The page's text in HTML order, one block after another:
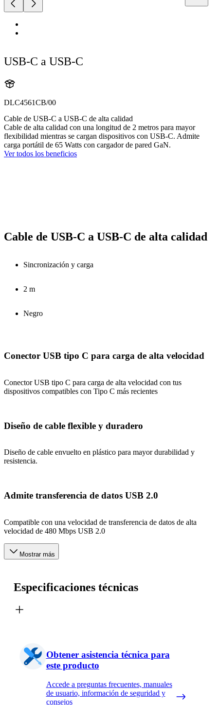
USB-C a USB-C
DLC4561CB/00
Cable de USB-C a USB-C de alta calidad
Cable de alta calidad con una longitud de 2 metros para mayor
flexibilidad mientras se cargan dispositivos con USB-C. Admite
carga portátil de 65 Watts con cargador de pared GaN.
Ver todos los beneficios
Cable de USB-C a USB-C de alta calidad
Sincronización y carga
2 m
Negro
Conector USB tipo C para carga de alta velocidad
Conector USB tipo C para carga de alta velocidad con tus
dispositivos compatibles con Tipo C más recientes
Diseño de cable flexible y duradero
Diseño de cable envuelto en plástico para mayor durabilidad y
resistencia.
Admite transferencia de datos USB 2.0
Compatible con una velocidad de transferencia de datos de alta
velocidad de 480 Mbps USB 2.0
Mostrar más
Especificaciones técnicas
Obtener asistencia técnica para
este producto
Accede a preguntas frecuentes, manuales
de usuario, información de seguridad y
consejos